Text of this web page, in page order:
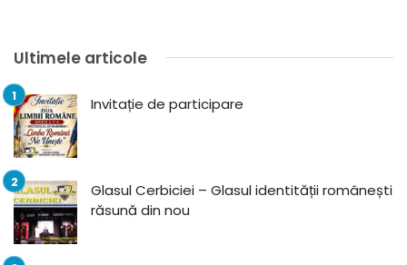
Ultimele articole
Invitație de participare
Glasul Cerbiciei – Glasul identității românești
răsună din nou